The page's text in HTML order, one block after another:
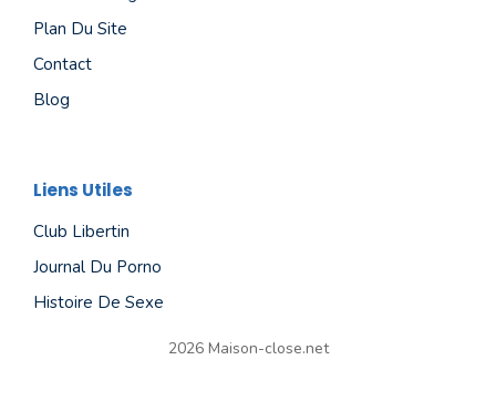
Plan Du Site
Contact
Blog
Liens Utiles
Club Libertin
Journal Du Porno
Histoire De Sexe
2026 Maison-close.net